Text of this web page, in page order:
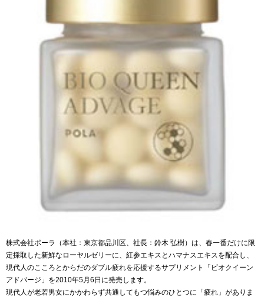
株式会社ポーラ（本社：東京都品川区、社長：鈴木 弘樹）は、春一番だけに限
定採取した新鮮なローヤルゼリーに、紅参エキスとハマナスエキスを配合し、
現代人のこころとからだのダブル疲れを応援するサプリメント「ビオクイーン
アドバージ」を2010年5月6日に発売します。
現代人が老若男女にかかわらず共通してもつ悩みのひとつに「疲れ」がありま